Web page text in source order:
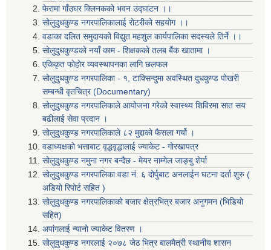
फेरामा गाँउघर क्लिनकको भवन उद्घाटन ।।
सोलुदुधकुण्ड नगरपालिकालाई रोटरीको सहयोग ।।
वडाका दलित समुदायको विद्युत महशुल कार्यपालिका सदस्यले तिर्ने ।।
सोलुदुधकुण्डको नयाँ काम - शिक्षकको तलब बैंक खातामा ।
एकिकृत फोहोर व्यवस्थापनका लागि छलफल
सोलुदुधकुण्ड नगरपालिका - १, टाक्सिन्दुमा अवस्थित दुधकुण्ड पोखरी
सम्बन्धी वृतचित्र (Documentary)
सोलुदुधकुण्ड नगरपालिकाले आयोजना गरेको स्वास्थ्य शिविरमा सात सय
बढीलाई सेवा प्रदान ।
सोलुदुधकुण्ड नगरपालिकाले ८२ मुद्दाको फैसला गर्यो ।
वडाध्यक्षको भत्ताबाट वृद्धवृद्धालाई ज्याकेट - गोरखापत्र
सोलुदुधकुण्ड नमुना नगर बन्दैछ - मेयर नाम्गेल जाङ्बु शेर्पा
सोलुदुधकुण्ड नगरपालिका वडा नं. ६ दोर्पुबाट अनलाईन घटना दर्ता शुरु (
अडियो रिपोर्ट सहित )
सोलुदुधकुण्ड नगरपालिकाको बजार क्षेत्रभित्र बजार अनुगमन (भिडियो
सहित)
अपांगलाई न्यानो ज्याकेट वितरण ।
सोलुदुधकुण्ड नगरलाई २०७८ जेठ भित्र बालमैत्री स्थानीय शासन